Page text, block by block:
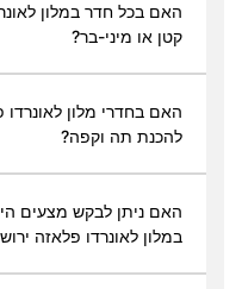
האם בכל חדר במלון
קטן או מיני-בר?
האם בחדרי מלון לאונרדו
להכנת תה וקפה?
האם ניתן לבקש מצעים
במלון לאונרדו פלאזה